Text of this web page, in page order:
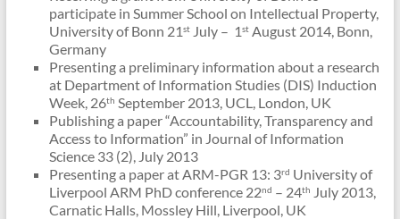
participate in Summer School on Intellectual Property,
University of Bonn 21stJuly – 1stAugust 2014, Bonn,
Germany
Presenting a preliminary information about a research
at Department of Information Studies (DIS) Induction
Week, 26th September 2013, UCL, London, UK
Publishing a paper “Accountability, Transparency and
Access to Information” in Journal of Information
Science 33 (2), July 2013
Presenting a paper at ARM-PGR 13: 3rd University of
Liverpool ARM PhD conference 22nd – 24th July 2013,
Carnatic Halls, Mossley Hill, Liverpool, UK